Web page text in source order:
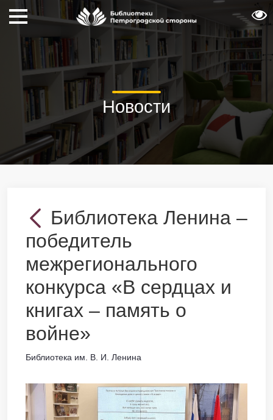
Новости
Библиотека Ленина –
победитель
межрегионального
конкурса «В сердцах и
книгах – память о
войне»
Библиотека им. В. И. Ленина